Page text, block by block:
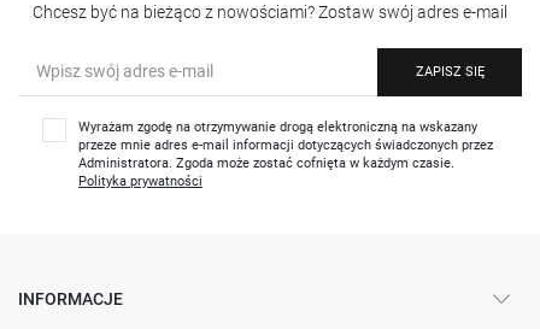
Chcesz być na bieżąco z nowościami? Zostaw swój adres e-mail
ZAPISZ SIĘ
Wyrażam zgodę na otrzymywanie drogą elektroniczną na wskazany
przeze mnie adres e-mail informacji dotyczących świadczonych przez
Administratora. Zgoda może zostać cofnięta w każdym czasie.
Polityka prywatności
INFORMACJE